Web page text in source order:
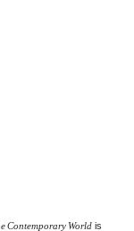
Contemporary World is